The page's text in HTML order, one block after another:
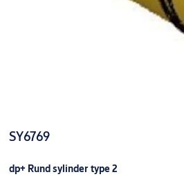
SY6769
dp+ Rund sylinder type 2